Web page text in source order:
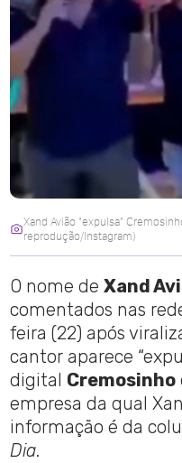
Xand Avião "expulsa"
reprodução/Instagram)
O nome deXand
comentados nas
feira (22) após
cantor aparece
digital Cremosinho
empresa da qual
informação é da
Dia.